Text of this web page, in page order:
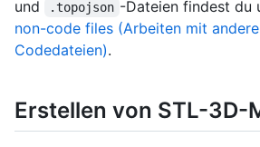
und
.topojson -Dateien findest du
non-code files (Arbeiten mit
Codedateien).
Erstellen von STL-3D-